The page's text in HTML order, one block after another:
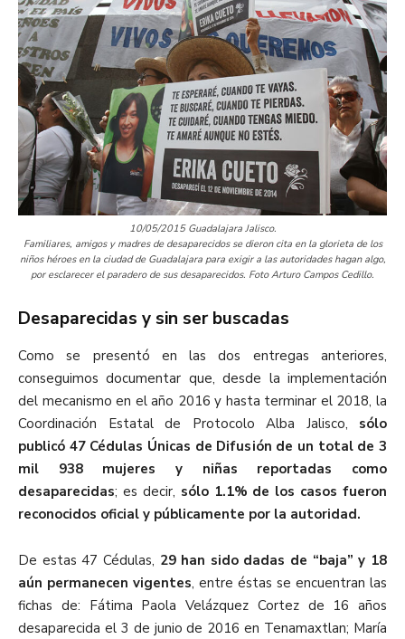
10/05/2015 Guadalajara Jalisco.
Familiares, amigos y madres de desaparecidos se dieron cita en la glorieta de los
niños héroes en la ciudad de Guadalajara para exigir a las autoridades hagan algo,
por esclarecer el paradero de sus desaparecidos. Foto Arturo Campos Cedillo.
Desaparecidas y sin ser buscadas
Como se presentó en las dos entregas anteriores,
conseguimos documentar que, desde la implementación
del mecanismo en el año 2016 y hasta terminar el 2018, la
Coordinación Estatal de Protocolo Alba Jalisco, sólo
publicó 47 Cédulas Únicas de Difusión de un total de 3
mil 938 mujeres y niñas reportadas como
desaparecidas; es decir, sólo 1.1% de los casos fueron
reconocidos oficial y públicamente por la autoridad.
De estas 47 Cédulas, 29 han sido dadas de “baja” y 18
aún permanecen vigentes, entre éstas se encuentran las
fichas de: Fátima Paola Velázquez Cortez de 16 años
desaparecida el 3 de junio de 2016 en Tenamaxtlan; María